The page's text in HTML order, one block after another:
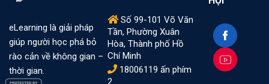
eLearning là giải pháp
giúp người học phá bỏ
rào cản về không gian –
thời gian.
Số 99-101 Võ Văn
Tần, Phường Xuân
Hòa, Thành phố Hồ
Chí Minh
18006119 ấn phím
2